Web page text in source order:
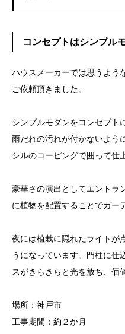
コンセプトはシンプル
ハウスメーカーでは思うよう
ご依頼頂きました。
シンプルモダンをコンセプト
雨だれの汚れが付かないよう
シルのコーピングで囲って仕
豪華さの演出としてエントラ
に植物を配置することでガー
夜には植栽に隠れたライトが
うになっています。門柱に仕
スがきらきらと光を放ち、価
場所：神戸市
工事期間：約２か月